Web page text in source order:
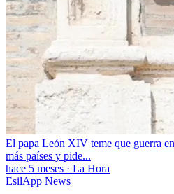
El papa León XIV teme que guerra
más países y pide...
hace 5 meses · La Hora
EsilApp News